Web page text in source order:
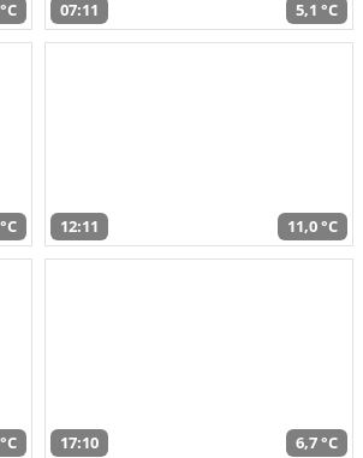
07:11 5,1 °C
12:11 11,0 °C
17:10 6,7 °C